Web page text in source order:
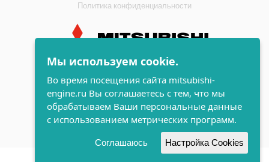
Политика конфиденциальности
индустриальные и морские
дизельные двигатели Mitsubishi
разработка сайта
Мы используем cookie.
Во время посещения сайта mitsubishi-
engine.ru Вы соглашаетесь с тем, что мы
обрабатываем Ваши персональные данные
с использованием метрических программ.
Соглашаюсь Настройка Cookies